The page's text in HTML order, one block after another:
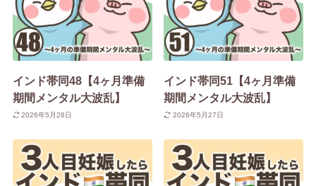
インド帯同48【4ヶ月準備
期間メンタル大波乱】
2026年5月28日
インド帯同51【4ヶ月準備
期間メンタル大波乱】
2026年5月27日